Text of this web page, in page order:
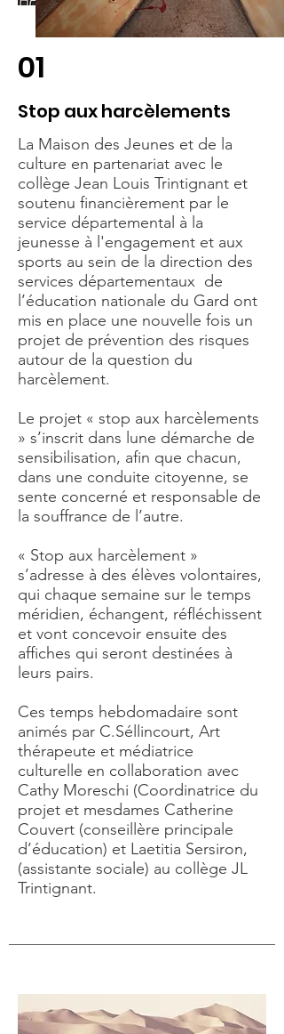
01
Stop aux harcèlements
La Maison des Jeunes et de la
culture en partenariat avec le
collège Jean Louis Trintignant et
soutenu financièrement par le
service départemental à la
jeunesse à l'engagement et aux
sports au sein de la direction des
services départementaux de
l’éducation nationale du Gard ont
mis en place une nouvelle fois un
projet de prévention des risques
autour de la question du
harcèlement.
Le projet « stop aux harcèlements
» s’inscrit dans lune démarche de
sensibilisation, afin que chacun,
dans une conduite citoyenne, se
sente concerné et responsable de
la souffrance de l’autre.
« Stop aux harcèlement »
s’adresse à des élèves volontaires,
qui chaque semaine sur le temps
méridien, échangent, réfléchissent
et vont concevoir ensuite des
affiches qui seront destinées à
leurs pairs.
Ces temps hebdomadaire sont
animés par C.Séllincourt, Art
thérapeute et médiatrice
culturelle en collaboration avec
Cathy Moreschi (Coordinatrice du
projet et mesdames Catherine
Couvert (conseillère principale
d’éducation) et Laetitia Sersiron,
(assistante sociale) au collège JL
Trintignant.